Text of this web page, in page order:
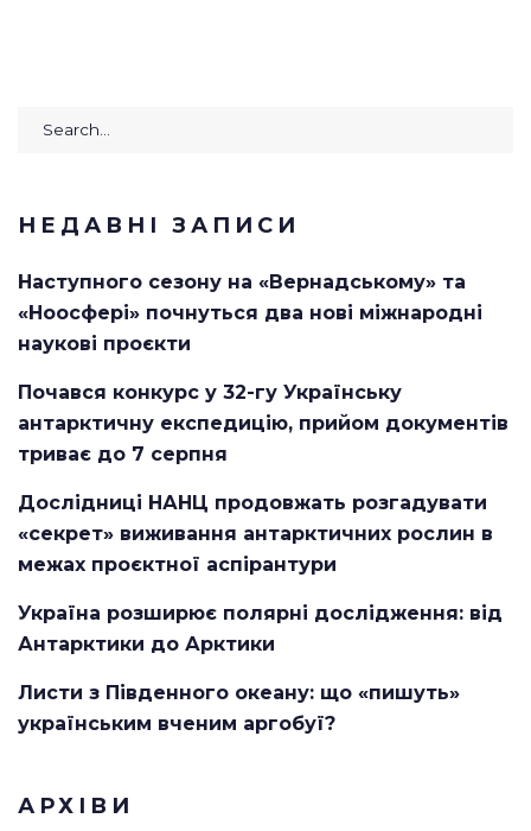
Search
НЕДАВНІ ЗАПИСИ
Наступного сезону на «Вернадському» та
«Ноосфері» почнуться два нові міжнародні
наукові проєкти
Почався конкурс у 32-гу Українську
антарктичну експедицію, прийом документів
триває до 7 серпня
Дослідниці НАНЦ продовжать розгадувати
«секрет» виживання антарктичних рослин в
межах проєктної аспірантури
Україна розширює полярні дослідження: від
Антарктики до Арктики
Листи з Південного океану: що «пишуть»
українським вченим аргобуї?
АРХІВИ